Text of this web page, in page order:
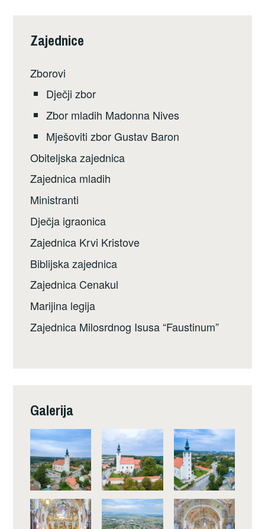
Zajednice
Zborovi
Dječji zbor
Zbor mladih Madonna Nives
Mješoviti zbor Gustav Baron
Obiteljska zajednica
Zajednica mladih
Ministranti
Dječja igraonica
Zajednica Krvi Kristove
Biblijska zajednica
Zajednica Cenakul
Marijina legija
Zajednica Milosrdnog Isusa “Faustinum”
Galerija